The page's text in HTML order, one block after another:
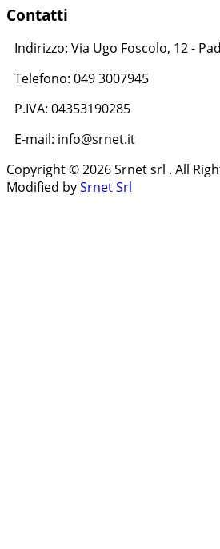
Contatti
Indirizzo: Via Ugo Foscolo, 12 -
Telefono: 049 3007945
P.IVA: 04353190285
E-mail: info@srnet.it
Copyright © 2026 Srnet srl . All
Modified bySrnet Srl